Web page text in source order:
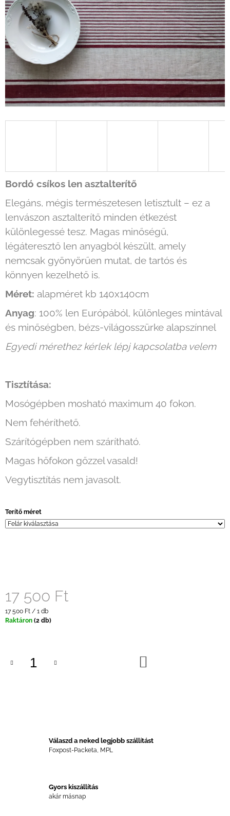
Bordó csíkos len asztalterítő
Elegáns, mégis természetesen letisztult – ez a
lenvászon asztalterítő minden étkezést
különlegessé tesz. Magas minőségű,
légáteresztő len anyagból készült, amely
nemcsak gyönyörűen mutat, de tartós és
könnyen kezelhető is.
Méret: alapméret kb 140x140cm
Anyag: 100% len Európából, különleges mintával
és minőségben, bézs-világosszürke alapszínnel
Egyedi mérethez kérlek lépj kapcsolatba velem
Tisztítása:
Mosógépben mosható maximum 40 fokon.
Nem fehéríthető.
Szárítógépben nem szárítható.
Magas hőfokon gőzzel vasald!
Vegytisztítás nem javasolt.
Terítő méret
17 500 Ft
Egységár:
17 500 Ft / 1 db
Raktáron (2 db)
Válaszd a neked legjobb szállítást
Foxpost-Packeta, MPL
Gyors kiszállítás
akár másnap